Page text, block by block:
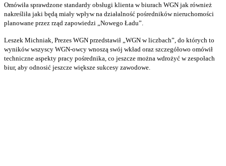
Omówiła sprawdzone standardy obsługi klienta w biurach WGN jak również
nakreśliła jaki będą miały wpływ na działalność pośredników nieruchomości
planowane przez rząd zapowiedzi „Nowego Ładu”.
Leszek Michniak, Prezes WGN przedstawił „WGN w liczbach”, do których to
wyników wszyscy WGN-owcy wnoszą swój wkład oraz szczegółowo omówił
techniczne aspekty pracy pośrednika, co jeszcze można wdrożyć w zespołach
biur, aby odnosić jeszcze większe sukcesy zawodowe.